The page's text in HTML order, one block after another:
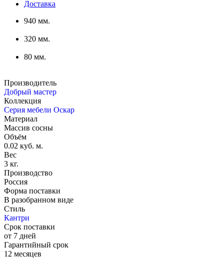
Доставка
940 мм.
320 мм.
80 мм.
Производитель
Добрый мастер
Коллекция
Серия мебели Оскар
Материал
Массив сосны
Объём
0.02 куб. м.
Вес
3 кг.
Производство
Россия
Форма поставки
В разобранном виде
Стиль
Кантри
Срок поставки
от 7 дней
Гарантийный срок
12 месяцев